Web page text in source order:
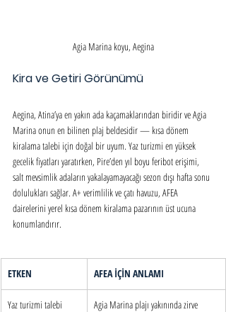
Agia Marina koyu, Aegina
Kira ve Getiri Görünümü
Aegina, Atina’ya en yakın ada kaçamaklarından biridir ve Agia
Marina onun en bilinen plaj beldesidir — kısa dönem
kiralama talebi için doğal bir uyum. Yaz turizmi en yüksek
gecelik fiyatları yaratırken, Pire’den yıl boyu feribot erişimi,
salt mevsimlik adaların yakalayamayacağı sezon dışı hafta sonu
dolulukları sağlar. A+ verimlilik ve çatı havuzu, AFEA
dairelerini yerel kısa dönem kiralama pazarının üst ucuna
konumlandırır.
ETKEN AFEA İÇİN ANLAMI
Yaz turizmi talebi
Agia Marina plajı yakınında zirve